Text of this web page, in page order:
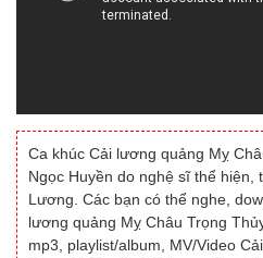
Ca khúc Cải lương quảng Mỵ
Ngọc Huyền do nghệ sĩ thể hiện,
Lương. Các bạn có thể nghe,
lương quảng Mỵ Châu Trọng
mp3, playlist/album, MV/Video